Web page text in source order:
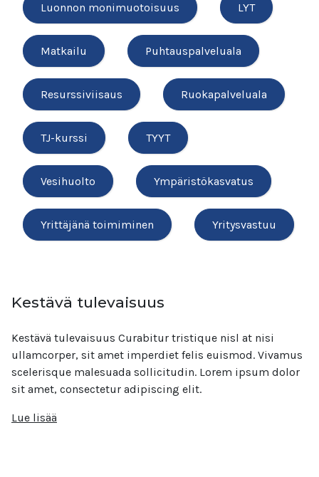
Luonnon monimuotoisuus LYT
Matkailu Puhtauspalveluala
Resurssiviisaus Ruokapalveluala
TJ-kurssi TYYT
Vesihuolto Ympäristökasvatus
Yrittäjänä toimiminen Yritysvastuu
Kestävä tulevaisuus
Kestävä tulevaisuus Curabitur tristique nisl at nisi
ullamcorper, sit amet imperdiet felis euismod. Vivamus
scelerisque malesuada sollicitudin. Lorem ipsum dolor
sit amet, consectetur adipiscing elit.
Lue lisää